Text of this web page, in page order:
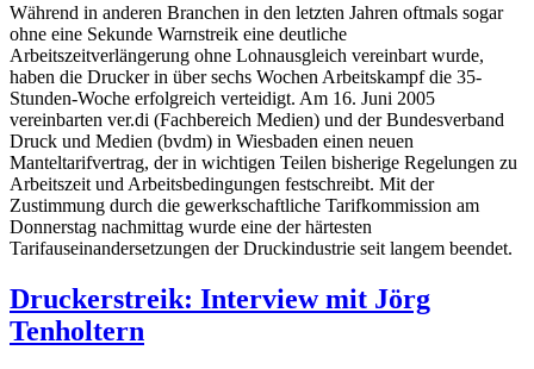
Während in anderen Branchen in den letzten Jahren oftmals sogar
ohne eine Sekunde Warnstreik eine deutliche
Arbeitszeitverlängerung ohne Lohnausgleich vereinbart wurde,
haben die Drucker in über sechs Wochen Arbeitskampf die 35-
Stunden-Woche erfolgreich verteidigt. Am 16. Juni 2005
vereinbarten ver.di (Fachbereich Medien) und der Bundesverband
Druck und Medien (bvdm) in Wiesbaden einen neuen
Manteltarifvertrag, der in wichtigen Teilen bisherige Regelungen zu
Arbeitszeit und Arbeitsbedingungen festschreibt. Mit der
Zustimmung durch die gewerkschaftliche Tarifkommission am
Donnerstag nachmittag wurde eine der härtesten
Tarifauseinandersetzungen der Druckindustrie seit langem beendet.
Druckerstreik: Interview mit Jörg
Tenholtern